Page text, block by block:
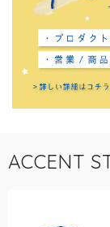
ACCENT